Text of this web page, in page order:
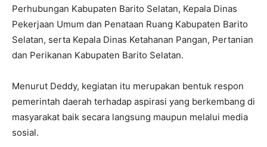
Perhubungan Kabupaten Barito Selatan, Kepala Dinas
Pekerjaan Umum dan Penataan Ruang Kabupaten Barito
Selatan, serta Kepala Dinas Ketahanan Pangan, Pertanian
dan Perikanan Kabupaten Barito Selatan.
Menurut Deddy, kegiatan itu merupakan bentuk respon
pemerintah daerah terhadap aspirasi yang berkembang di
masyarakat baik secara langsung maupun melalui media
sosial.